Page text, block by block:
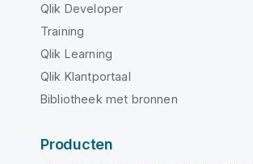
Qlik Developer
Training
Qlik Learning
Qlik Klantportaal
Bibliotheek met bronnen
Producten